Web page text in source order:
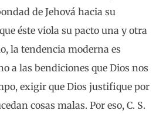
de Jehová hacia su
éste viola su pacto una y otra
la tendencia moderna es
a las bendiciones que Dios nos
exigir que Dios justifique por
cosas malas. Por eso, C. S.